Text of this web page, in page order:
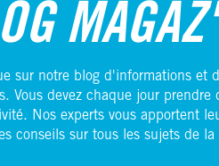
sur notre blog d'informations et
Vous devez chaque jour
Nos experts vous apportent
conseils sur tous les sujets de la